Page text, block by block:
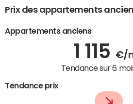
Prix des appartements
Appartements anciens
1 115 €/
Tendance sur 6
Tendance prix